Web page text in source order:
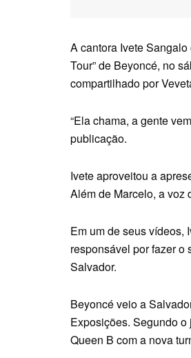
A cantora Ivete
Tour” de Beyoncé, no
compartilhado por
“Ela chama, a gente
publicação.
Ivete aproveitou a
Além de Marcelo, a voz
Em um de seus vídeos,
responsável por fazer o
Salvador.
Beyoncé veio a
Exposições. Segundo
Queen B com a nova